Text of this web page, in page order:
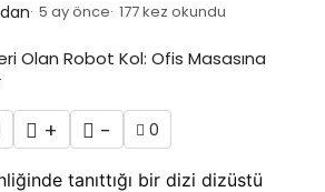
5 ay önce 177 kez okundu
+ - 0
tanıttığı bir dizi dizüstü